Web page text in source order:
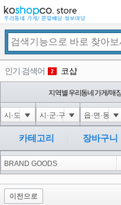
인기 검색어 2 코샵
3 익스
4 은계타운
5 미끄럼방지
6 대성설렁탕
1
지역별 우리동네 가게/ 매
카테고리 장바구니
이전으로